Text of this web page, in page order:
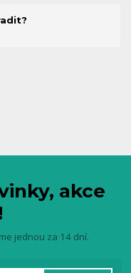
akce
jednou za 14 dní.